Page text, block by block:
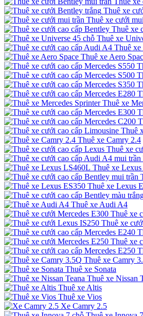
Thuê xe
Thuê xe cưới
Thuê xe
Thuê xe
Thuê
Thuê xe Aero
Thuê xe
Thuê
Thuê xe Camry 2.4
Thuê xe
Thuê xe
Thuê xe Lexus
Thuê xe Audi A4
Thuê xe
Thuê xe
Thuê xe
Thuê xe Camry
Thuê xe Sonata
Thuê xe Nissan
Thuê xe Altis
Thuê xe Vios
Xe Camry 2.5